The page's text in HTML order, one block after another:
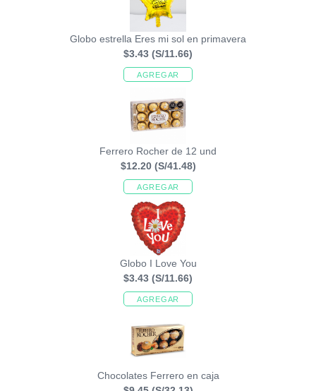
Globo estrella Eres mi sol en primavera
$3.43 (S/11.66)
AGREGAR
Ferrero Rocher de 12 und
$12.20 (S/41.48)
AGREGAR
Globo I Love You
$3.43 (S/11.66)
AGREGAR
Chocolates Ferrero en caja